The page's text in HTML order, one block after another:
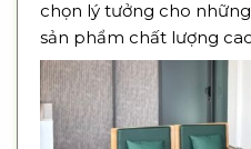
chọn lý tưởng cho
sản phẩm chất lượng